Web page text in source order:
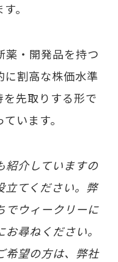
。
・開発品を持つ
に割高な株価水準
先取りする形で
います。
紹介していますの
立てください。弊
でウィークリーに
尋ねください。
希望の方は、弊社